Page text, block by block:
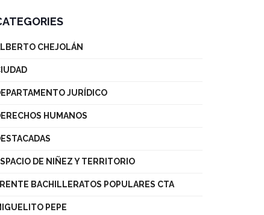
CHEJOLÁN
JURÍDICO
HUMANOS
DE NIÑEZ Y TERRITORIO
BACHILLERATOS POPULARES CTA
PEPE